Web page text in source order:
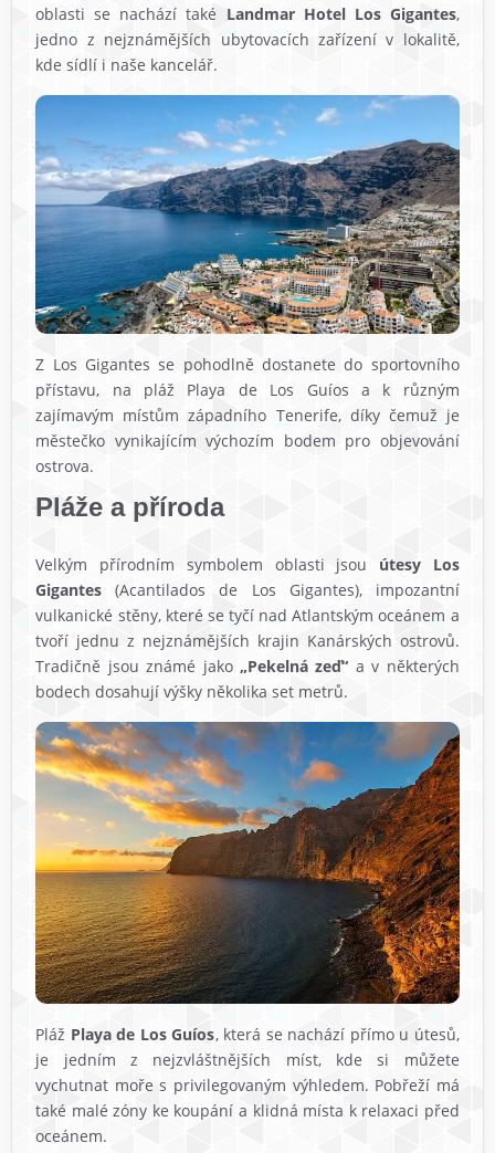
oblasti se nachází také Landmar Hotel Los Gigantes,
jedno z nejznámějších ubytovacích zařízení v lokalitě,
kde sídlí i naše kancelář.
Z Los Gigantes se pohodlně dostanete do sportovního
přístavu, na pláž Playa de Los Guíos a k různým
zajímavým místům západního Tenerife, díky čemuž je
městečko vynikajícím výchozím bodem pro objevování
ostrova.
Pláže a příroda
Velkým přírodním symbolem oblasti jsou útesy Los
Gigantes (Acantilados de Los Gigantes), impozantní
vulkanické stěny, které se tyčí nad Atlantským oceánem a
tvoří jednu z nejznámějších krajin Kanárských ostrovů.
Tradičně jsou známé jako „Pekelná zeď“ a v některých
bodech dosahují výšky několika set metrů.
Pláž Playa de Los Guíos, která se nachází přímo u útesů,
je jedním z nejzvláštnějších míst, kde si můžete
vychutnat moře s privilegovaným výhledem. Pobřeží má
také malé zóny ke koupání a klidná místa k relaxaci před
oceánem.